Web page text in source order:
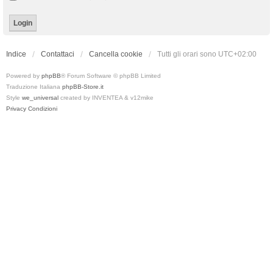
Indice Contattaci Cancella cookie Tutti gli orari sono UTC+02:00
Powered by phpBB® Forum Software © phpBB Limited
Traduzione Italiana phpBB-Store.it
Style we_universal created by INVENTEA & v12mike
Privacy Condizioni